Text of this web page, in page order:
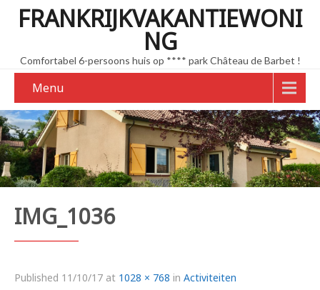
FRANKRIJKVAKANTIEWONI
NG
Comfortabel 6-persoons huis op **** park Château de Barbet !
Menu
IMG_1036
Published 11/10/17 at 1028 × 768 in Activiteiten